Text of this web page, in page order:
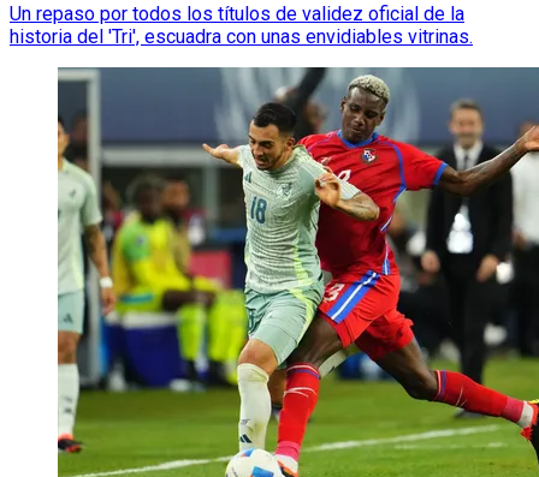
Un repaso por todos los títulos de validez oficial de la
historia del 'Tri', escuadra con unas envidiables vitrinas.